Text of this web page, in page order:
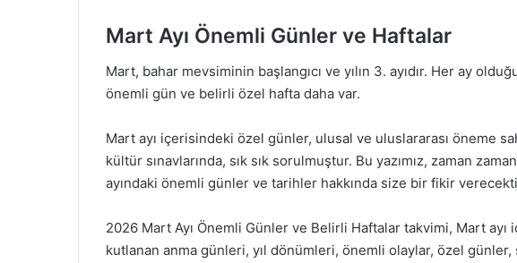
Mart Ayı Önemli Günler ve Haftalar
Mart, bahar mevsiminin başlangıcı ve yılın 3. ayıdır. Her ay
önemli gün ve belirli özel hafta daha var.
Mart ayı içerisindeki özel günler, ulusal ve uluslararası öneme
kültür sınavlarında, sık ​​sık sorulmuştur. Bu yazımız, zaman zaman
ayındaki önemli günler ve tarihler hakkında size bir fikir
2026 Mart Ayı Önemli Günler ve Belirli Haftalar takvimi, Mart
kutlanan anma günleri, yıl dönümleri, önemli olaylar, özel